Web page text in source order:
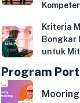
Kriteria
Bongkar
untuk
Program